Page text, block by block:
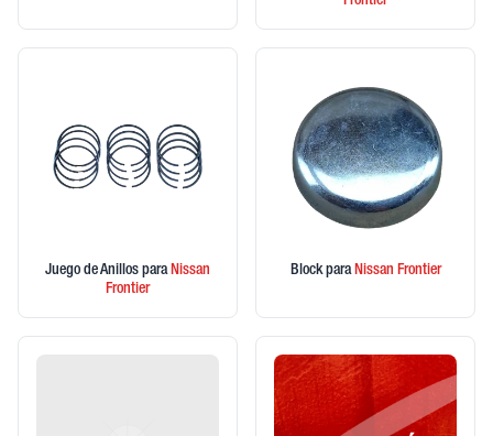
Juego de Anillos paraNissan
Frontier
Block paraNissan Frontier